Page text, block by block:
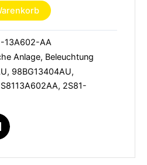
13A602-AA
Anlage, Beleuchtung
, 98BG13404AU,
, 2S81-